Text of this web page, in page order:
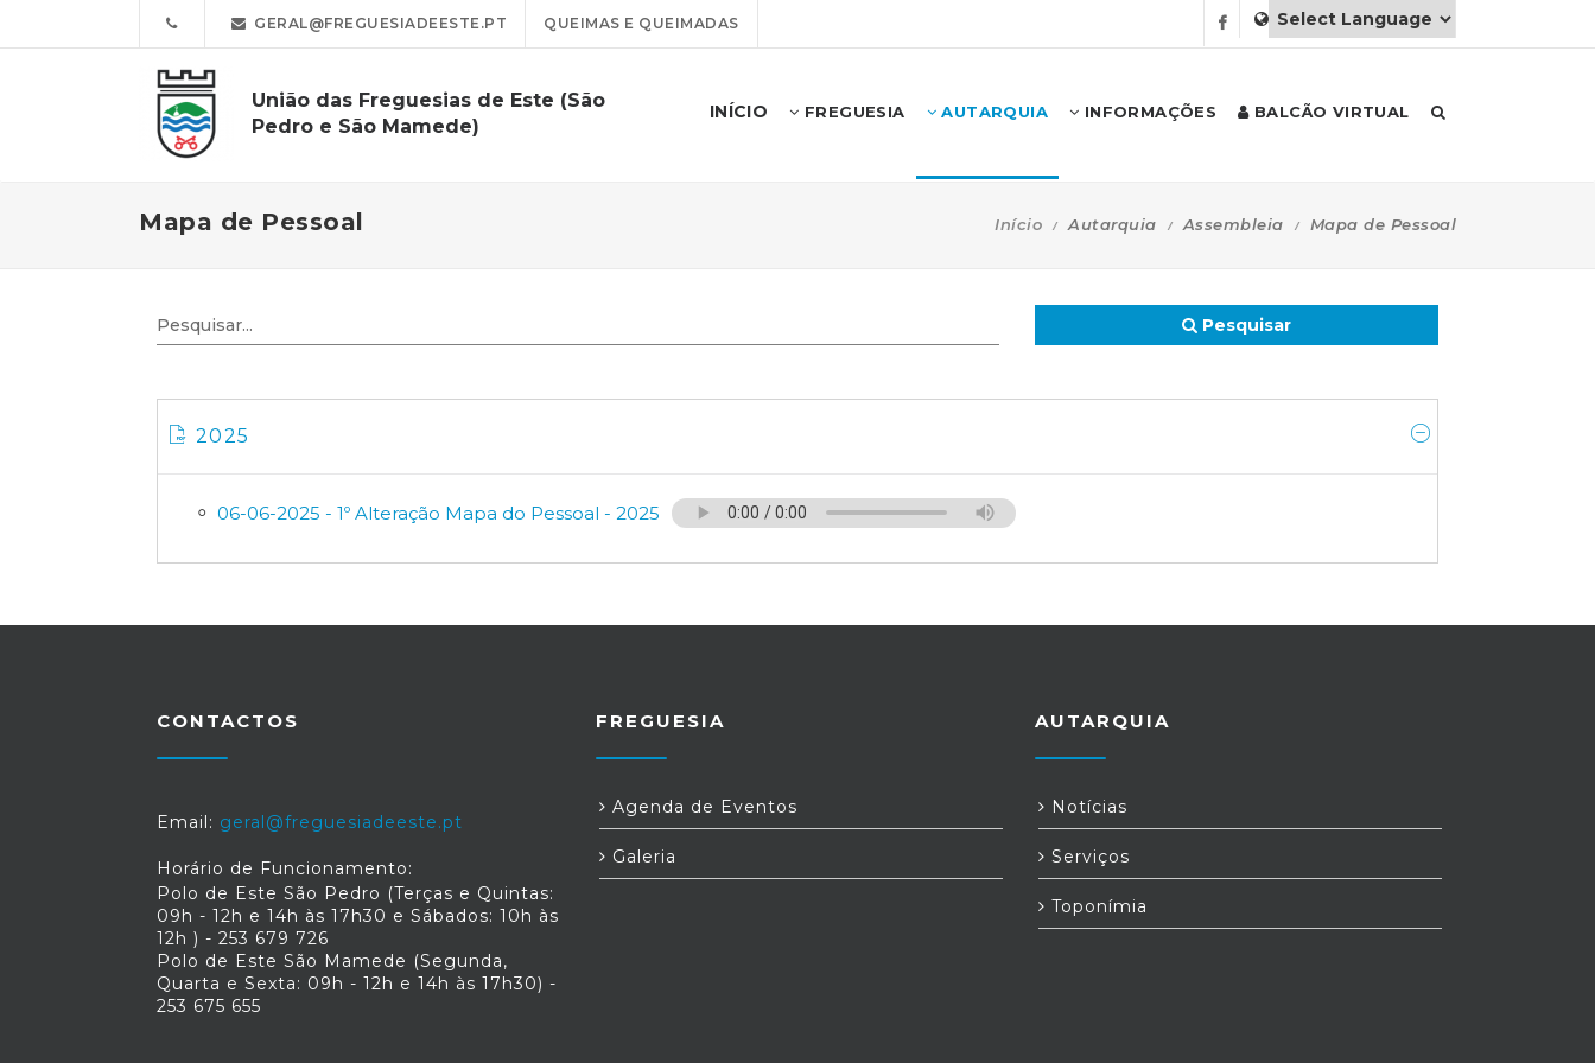
GERAL@FREGUESIADEESTE.PT QUEIMAS E QUEIMADAS
União das Freguesias de Este (São
Pedro e São Mamede)
INÍCIO FREGUESIA AUTARQUIA INFORMAÇÕES BALCÃO VIRTUAL
Mapa de Pessoal Início Autarquia Assembleia Mapa de Pessoal
Pesquisar
2025
06-06-2025 - 1º Alteração Mapa do Pessoal - 2025
CONTACTOS
Email: geral@freguesiadeeste.pt
Horário de Funcionamento:
Polo de Este São Pedro (Terças e Quintas:
09h - 12h e 14h às 17h30 e Sábados: 10h às
12h ) - 253 679 726
Polo de Este São Mamede (Segunda,
Quarta e Sexta: 09h - 12h e 14h às 17h30) -
253 675 655
FREGUESIA
Agenda de Eventos
Galeria
AUTARQUIA
Notícias
Serviços
Toponímia